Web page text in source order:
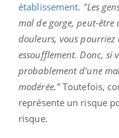
établissement. "Les
mal de gorge, peut-être
douleurs, vous
essoufflement. Donc, si
probablement d'une
modérée."Toutefois,
représente un risque
risque.